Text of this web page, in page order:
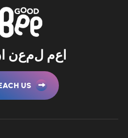
ا نعمل معا
US